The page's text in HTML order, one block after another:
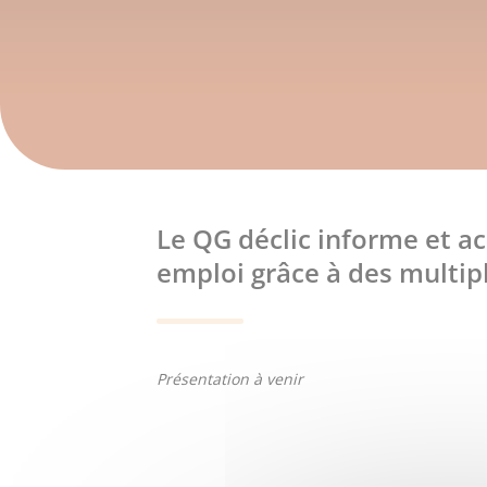
Le QG déclic informe et
emploi grâce à des
Présentation à venir